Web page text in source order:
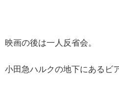
映画の後は一人反省会。
小田急ハルクの地下にあるビ